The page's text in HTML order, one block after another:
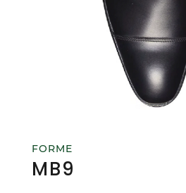
FORME
MB9